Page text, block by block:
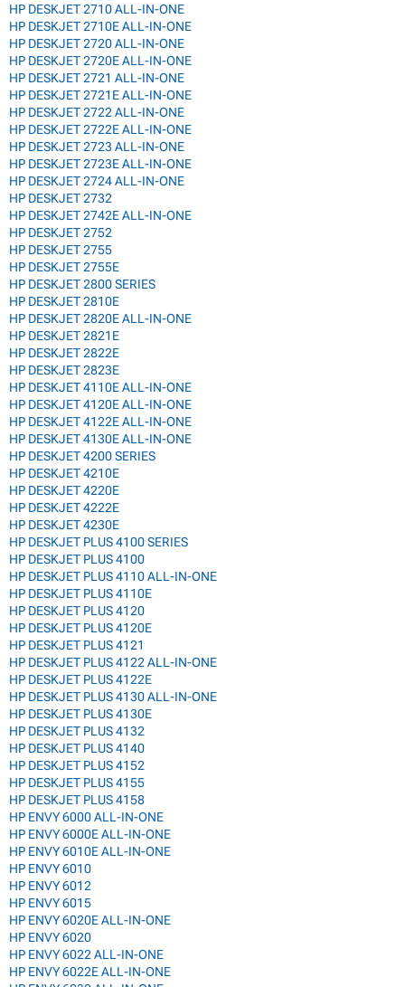
HP DESKJET 2710 ALL-IN-ONE
HP DESKJET 2710E ALL-IN-ONE
HP DESKJET 2720 ALL-IN-ONE
HP DESKJET 2720E ALL-IN-ONE
HP DESKJET 2721 ALL-IN-ONE
HP DESKJET 2721E ALL-IN-ONE
HP DESKJET 2722 ALL-IN-ONE
HP DESKJET 2722E ALL-IN-ONE
HP DESKJET 2723 ALL-IN-ONE
HP DESKJET 2723E ALL-IN-ONE
HP DESKJET 2724 ALL-IN-ONE
HP DESKJET 2732
HP DESKJET 2742E ALL-IN-ONE
HP DESKJET 2752
HP DESKJET 2755
HP DESKJET 2755E
HP DESKJET 2800 SERIES
HP DESKJET 2810E
HP DESKJET 2820E ALL-IN-ONE
HP DESKJET 2821E
HP DESKJET 2822E
HP DESKJET 2823E
HP DESKJET 4110E ALL-IN-ONE
HP DESKJET 4120E ALL-IN-ONE
HP DESKJET 4122E ALL-IN-ONE
HP DESKJET 4130E ALL-IN-ONE
HP DESKJET 4200 SERIES
HP DESKJET 4210E
HP DESKJET 4220E
HP DESKJET 4222E
HP DESKJET 4230E
HP DESKJET PLUS 4100 SERIES
HP DESKJET PLUS 4100
HP DESKJET PLUS 4110 ALL-IN-ONE
HP DESKJET PLUS 4110E
HP DESKJET PLUS 4120
HP DESKJET PLUS 4120E
HP DESKJET PLUS 4121
HP DESKJET PLUS 4122 ALL-IN-ONE
HP DESKJET PLUS 4122E
HP DESKJET PLUS 4130 ALL-IN-ONE
HP DESKJET PLUS 4130E
HP DESKJET PLUS 4132
HP DESKJET PLUS 4140
HP DESKJET PLUS 4152
HP DESKJET PLUS 4155
HP DESKJET PLUS 4158
HP ENVY 6000 ALL-IN-ONE
HP ENVY 6000E ALL-IN-ONE
HP ENVY 6010E ALL-IN-ONE
HP ENVY 6010
HP ENVY 6012
HP ENVY 6015
HP ENVY 6020E ALL-IN-ONE
HP ENVY 6020
HP ENVY 6022 ALL-IN-ONE
HP ENVY 6022E ALL-IN-ONE